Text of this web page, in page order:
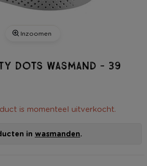
Inzoomen
Dots wasmand - 39
is momenteel uitverkocht.
in wasmanden.